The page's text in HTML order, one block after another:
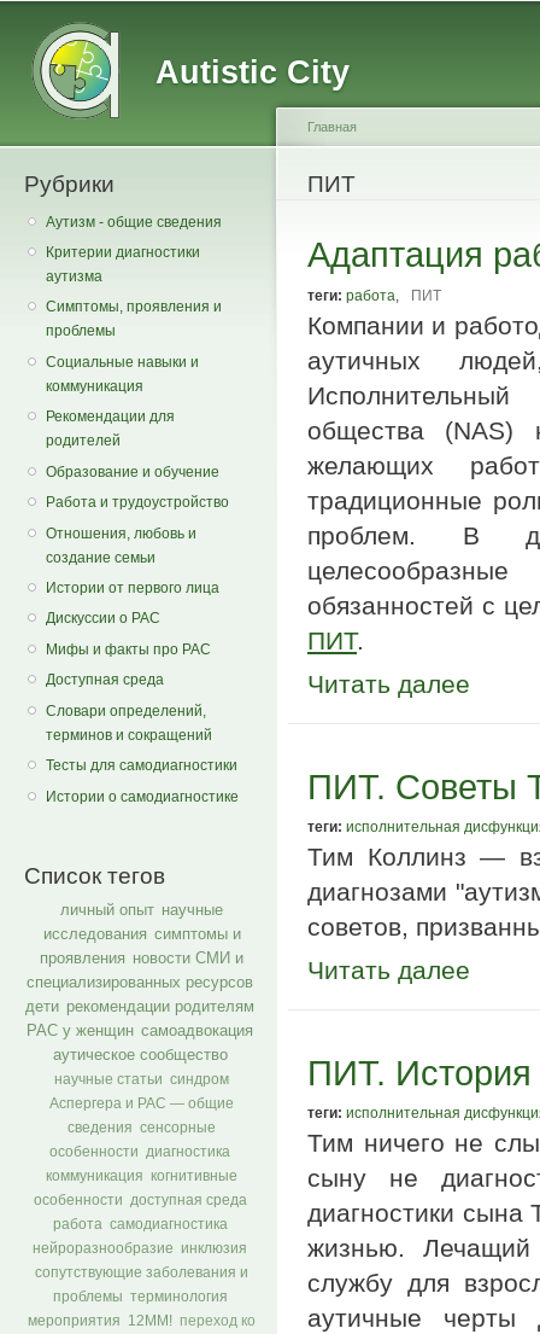
Autistic City
Рубрики
Аутизм - общие сведения
Критерии диагностики
аутизма
Симптомы, проявления и
проблемы
Социальные навыки и
коммуникация
Рекомендации для
родителей
Образование и обучение
Работа и трудоустройство
Отношения, любовь и
создание семьи
Истории от первого лица
Дискуссии о РАС
Мифы и факты про РАС
Доступная среда
Словари определений,
терминов и сокращений
Тесты для самодиагностики
Истории о самодиагностике
Список тегов
личный опыт научные
исследования симптомы и
проявления новости СМИ и
специализированных ресурсов
дети рекомендации родителям
РАС у женщин самоадвокация
аутическое сообщество
научные статьи синдром
Аспергера и РАС — общие
сведения сенсорные
особенности диагностика
коммуникация когнитивные
особенности доступная среда
работа самодиагностика
нейроразнообразие инклюзия
сопутствующие заболевания и
проблемы терминология
мероприятия 12ММ! переход ко
You are here
Главная
ПИТ
Адаптация
теги: работа ПИТ
Компании и
аутичных
общества (NAS)
желающих
традиционные
проблем. В
обязанностей с
ПИТ.
Читать далее
ПИТ. Советы
теги: исполнительная
Тим Коллинз —
диагнозами
советов,
Читать далее
ПИТ.
теги: исполнительная
Тим ничего не
сыну не
диагностики сына
жизнью. Лечащий
службу для
аутичные черты